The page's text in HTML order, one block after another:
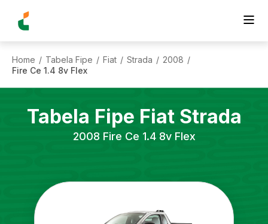
Home / Tabela Fipe / Fiat / Strada / 2008 /
Fire Ce 1.4 8v Flex
Tabela Fipe Fiat Strada
2008 Fire Ce 1.4 8v Flex